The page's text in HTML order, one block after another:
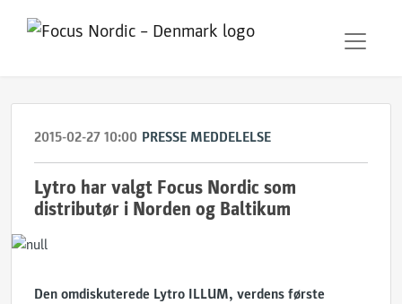
2015-02-27 10:00 PRESSE MEDDELELSE
Lytro har valgt Focus Nordic som
distributør i Norden og Baltikum
Den omdiskuterede Lytro ILLUM, verdens første